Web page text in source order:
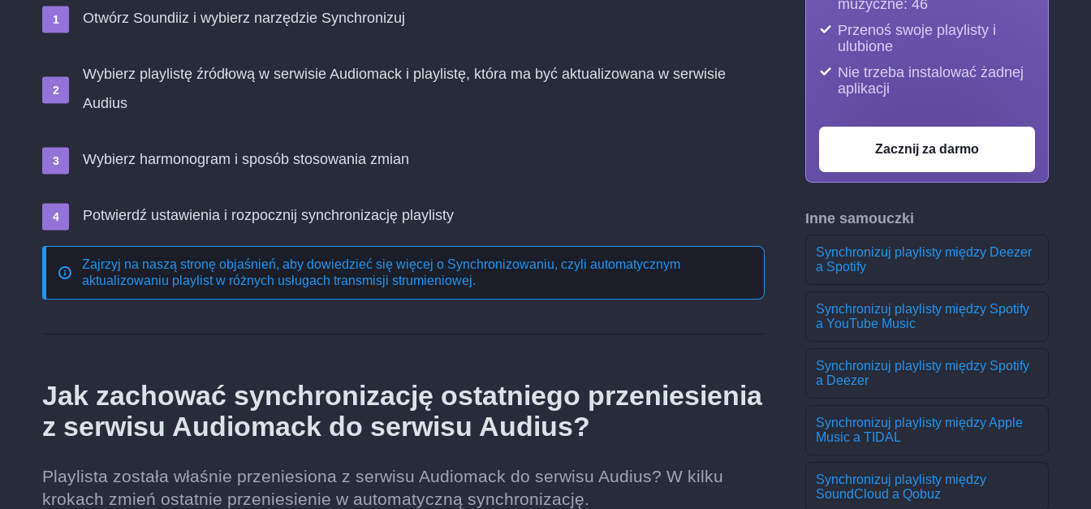
Otwórz Soundiiz i wybierz narzędzie Synchronizuj
Wybierz playlistę źródłową w serwisie Audiomack i playlistę, która ma być aktualizowana w serwisie
Audius
Wybierz harmonogram i sposób stosowania zmian
Potwierdź ustawienia i rozpocznij synchronizację playlisty
Zajrzyj na naszą stronę objaśnień, aby dowiedzieć się więcej o Synchronizowaniu, czyli automatycznym
aktualizowaniu playlist w różnych usługach transmisji strumieniowej.
Jak zachować synchronizację ostatniego przeniesienia
z serwisu Audiomack do serwisu Audius?
Playlista została właśnie przeniesiona z serwisu Audiomack do serwisu Audius? W kilku
krokach zmień ostatnie przeniesienie w automatyczną synchronizację.
muzyczne: 46
Przenoś swoje playlisty i
ulubione
Nie trzeba instalować żadnej
aplikacji
Zacznij za darmo
Inne samouczki
Synchronizuj playlisty między Deezer
a Spotify
Synchronizuj playlisty między Spotify
a YouTube Music
Synchronizuj playlisty między Spotify
a Deezer
Synchronizuj playlisty między Apple
Music a TIDAL
Synchronizuj playlisty między
SoundCloud a Qobuz